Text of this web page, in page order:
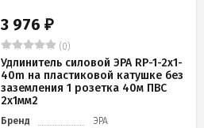
3 976₽
(0)
Удлинитель силовой ЭРА RP-1-2x1-
40m на пластиковой катушке без
заземления 1 розетка 40м ПВС
2x1мм2
Бренд
ЭРА